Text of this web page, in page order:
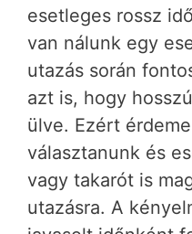
esetleges rossz
van nálunk egy
utazás során
azt is, hogy
ülve. Ezért
választanunk és
vagy takarót is
utazásra. A